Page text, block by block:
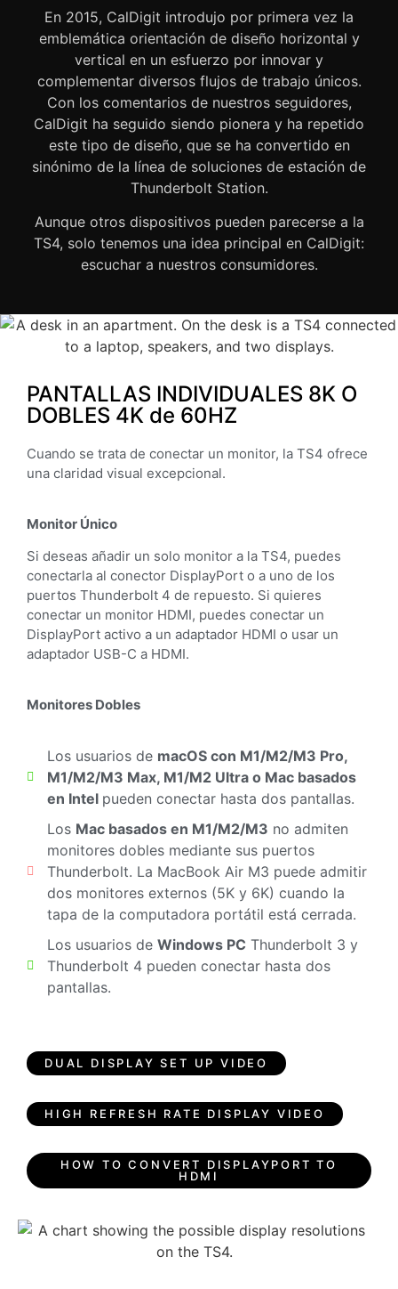
En 2015, CalDigit introdujo por primera vez la
emblemática orientación de diseño horizontal y
vertical en un esfuerzo por innovar y
complementar diversos flujos de trabajo únicos.
Con los comentarios de nuestros seguidores,
CalDigit ha seguido siendo pionera y ha repetido
este tipo de diseño, que se ha convertido en
sinónimo de la línea de soluciones de estación de
Thunderbolt Station.
Aunque otros dispositivos pueden parecerse a la
TS4, solo tenemos una idea principal en CalDigit:
escuchar a nuestros consumidores.
PANTALLAS INDIVIDUALES 8K O
DOBLES 4K de 60HZ
Cuando se trata de conectar un monitor, la TS4 ofrece
una claridad visual excepcional.
Monitor Único
Si deseas añadir un solo monitor a la TS4, puedes
conectarla al conector DisplayPort o a uno de los
puertos Thunderbolt 4 de repuesto. Si quieres
conectar un monitor HDMI, puedes conectar un
DisplayPort activo a un adaptador HDMI o usar un
adaptador USB-C a HDMI.
Monitores Dobles
Los usuarios de macOS con M1/M2/M3 Pro,
M1/M2/M3 Max, M1/M2 Ultra o Mac basados
en Intel pueden conectar hasta dos pantallas.
Los Mac basados en M1/M2/M3 no admiten
monitores dobles mediante sus puertos
Thunderbolt. La MacBook Air M3 puede admitir
dos monitores externos (5K y 6K) cuando la
tapa de la computadora portátil está cerrada.
Los usuarios de Windows PC Thunderbolt 3 y
Thunderbolt 4 pueden conectar hasta dos
pantallas.
DUAL DISPLAY SET UP VIDEO
HIGH REFRESH RATE DISPLAY VIDEO
HOW TO CONVERT DISPLAYPORT TO
HDMI